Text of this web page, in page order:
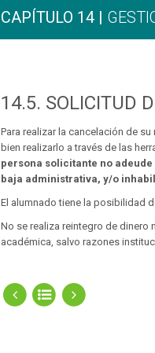
CAPÍTULO 14 |
14.5. SOLICITUD
Para realizar la cancelación de
bien realizarlo a través de las
persona solicitante no
baja administrativa, y/o
El alumnado tiene la posibilidad
No se realiza reintegro de dinero
académica, salvo razones